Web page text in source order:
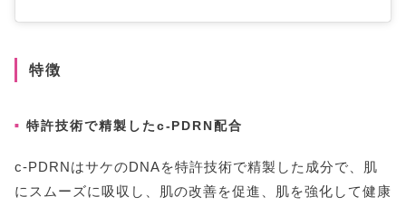
特徴
特許技術で精製したc-PDRN配合
c-PDRNはサケのDNAを特許技術で精製した成分で、肌
にスムーズに吸収し、肌の改善を促進、肌を強化して健康